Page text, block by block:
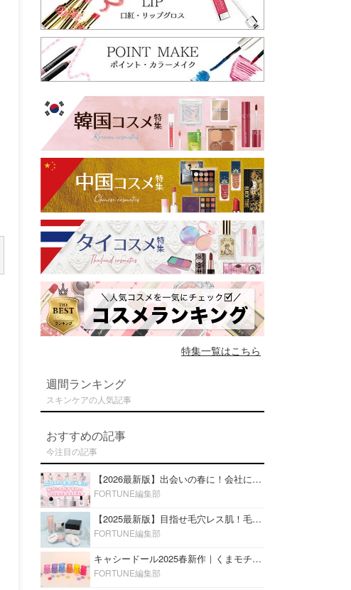
特集一覧はこちら
週間ランキング
スキンケアの人気記事
おすすめの記事
今注目の記事
【2026最新版】出会いの春に！会社にもおすすめの好印象な香水14選♡ビジネスの場での香水マナーも
FORTUNE編集部
【2025最新版】目指せ毛穴レス肌！毛穴を埋めて隠す「おすすめ部分用下地＆プライマー」ランキング♡
FORTUNE編集部
キャシードール2025春新作｜くまモチーフのミニリップ「シャイニーベア リップモイスト」をレビュー♡
FORTUNE編集部